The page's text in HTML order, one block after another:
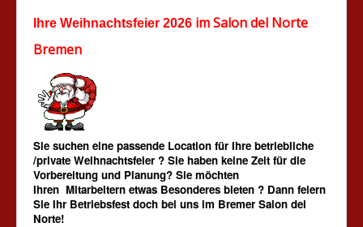
Ihre Weihnachtsfeier 2026 im Salon del Norte
Bremen
Sie suchen eine passende Location für Ihre betriebliche
/private Weihnachtsfeier ? Sie haben keine Zeit für die
Vorbereitung und Planung? Sie möchten
Ihren Mitarbeitern etwas Besonderes bieten ? Dann feiern
Sie Ihr Betriebsfest doch bei uns im Bremer Salon del
Norte!